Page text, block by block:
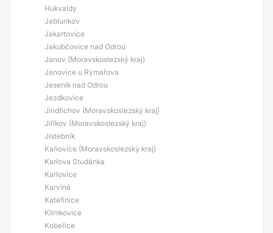
Hukvaldy
Jablunkov
Jakartovice
Jakubčovice nad Odrou
Janov (Moravskoslezský kraj)
Janovice u Rýmařova
Jeseník nad Odrou
Jezdkovice
Jindřichov (Moravskoslezský kraj)
Jiříkov (Moravskoslezský kraj)
Jistebník
Kaňovice (Moravskoslezský kraj)
Karlova Studánka
Karlovice
Karviná
Kateřinice
Klimkovice
Kobeřice